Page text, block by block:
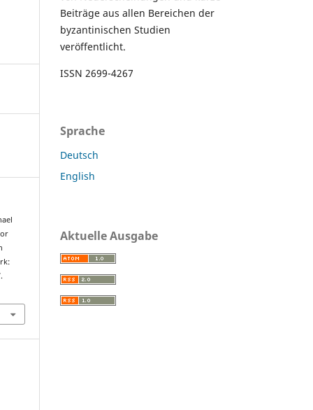
Beiträge aus allen Bereichen der
byzantinischen Studien
veröffentlicht.
ISSN 2699-4267
Sprache
Deutsch
English
Aktuelle Ausgabe